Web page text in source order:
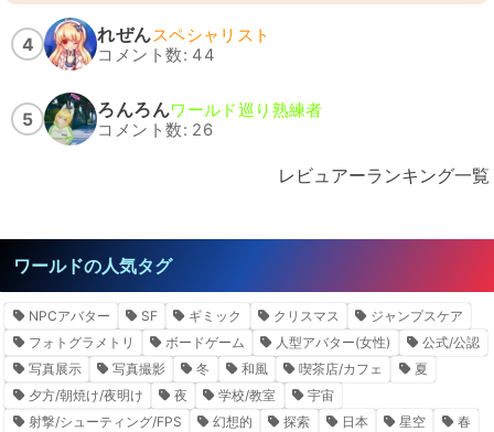
4 れぜんスペシャリスト
コメント数: 44
5 ろんろんワールド巡り熟練者
コメント数: 26
レビュアーランキング一覧
ワールドの人気タグ
NPCアバター SF ギミック クリスマス
ジャンプスケア
フォトグラメトリ
ボードゲーム 人型アバター(女性)
公式/公認
写真展示
写真撮影 冬 和風 喫茶店/カフェ
夏
夕方/朝焼け/夜明け
夜 学校/教室
宇宙
射撃/シューティング/FPS
幻想的 探索 日本 星空
春